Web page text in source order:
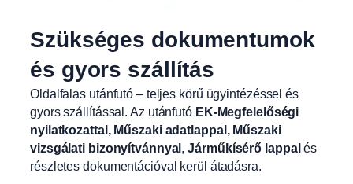
Szükséges dokumentumok
és gyors szállítás
Oldalfalas utánfutó – teljes körű ügyintézéssel és
gyors szállítással. Az utánfutó EK-Megfelelőségi
nyilatkozattal, Műszaki adatlappal, Műszaki
vizsgálati bizonyítvánnyal ,Járműkísérő lappal és
részletes dokumentációval kerül átadásra.